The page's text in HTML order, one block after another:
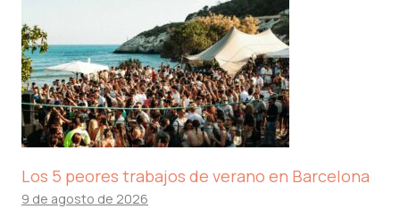
Los 5 peores trabajos de verano en Barcelona
9 de agosto de 2026